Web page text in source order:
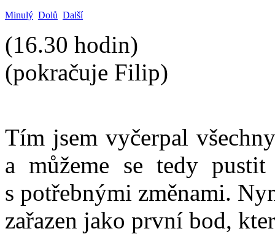
Minulý Dolů Další
(16.30 hodin)
(pokračuje Filip)
Tím jsem vyčerpal
a můžeme se tedy pustit
s potřebnými změnami.
zařazen jako první bod,